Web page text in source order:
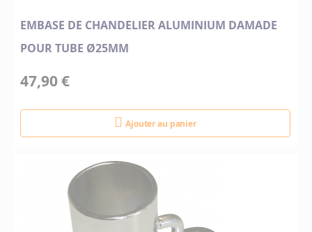
EMBASE DE CHANDELIER ALUMINIUM DAMADE
POUR TUBE Ø25MM
47,90 €
Ajouter au panier